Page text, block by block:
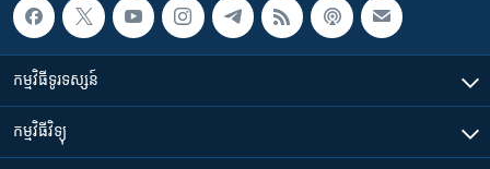
កម្មវិធី​ទូរទស្សន៍
កម្មវិធី​វិទ្យុ